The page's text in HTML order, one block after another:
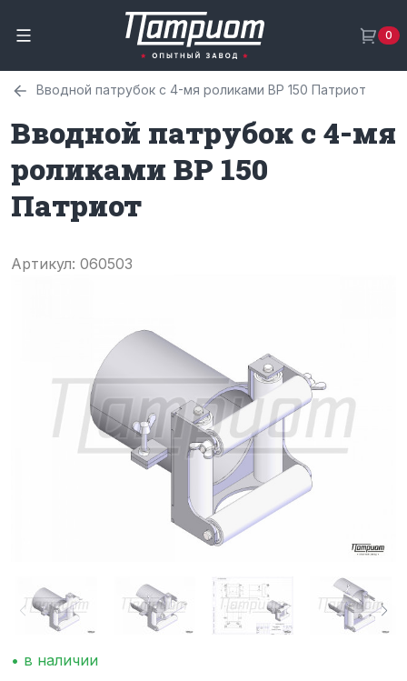
0
Вводной патрубок с 4-мя роликами ВР 150 Патриот
Вводной патрубок с 4-мя
роликами ВР 150
Патриот
Артикул: 060503
• в наличии